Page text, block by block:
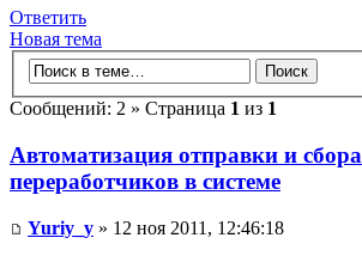
Ответить
Новая тема
Сообщений: 2 » Страница 1 из 1
Автоматизация отправки и сбора
переработчиков в системе
Yuriy_y » 12 ноя 2011, 12:46:18